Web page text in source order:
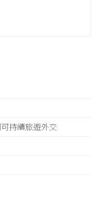
持續旅遊外交